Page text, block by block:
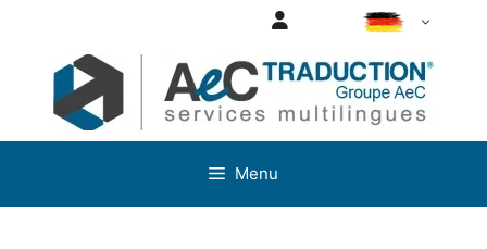
contenu
DE
Menu